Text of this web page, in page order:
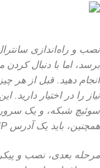
نصب و راه‌اندازی
برسد، اما با دنبال
انجام دهید. قبل از هر
سوئیچ شبکه، و یک
همچنین، باید یک آدرس IP معتبر برای سانترال خود تهیه کنید.
مرحله بعدی، نصب و